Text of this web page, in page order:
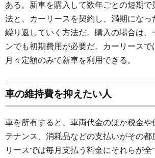
ある。新車を購入して数年ごとの短期で
法と、カーリースを契約し、満期になっ
繰り返していく方法だ。購入の場合は、
ンでも初期費用が必要だ。カーリース
月々定額のみで新車を利用できる。
車の維持費を抑えたい人
車を所有すると、車両代金のほか税金や
テナンス、消耗品などの支払いがその都
リースでは毎月支払う料金にそれらが全